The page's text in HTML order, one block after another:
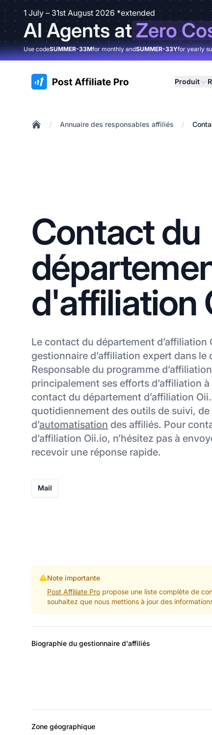
1 July – 31st August 2026 *extended
AI Agents atZero
Use codeSUMMER-33Mfor monthly andSUMMER-33Yfor yearly
:site.title Produit
/ Annuaire des responsables affiliés /
Contact du
d'affiliation
Le contact du département d’affiliation
gestionnaire d’affiliation expert dans le
Responsable du programme
principalement ses efforts d’affiliation à
contact du département d’affiliation
quotidiennement des outils de suivi,
d’automatisation des affiliés. Pour
d’affiliation Oii.io, n’hésitez pas à
recevoir une réponse rapide.
Mail
Note importante
Post Affiliate Propropose une liste complète de
souhaitez que nous mettions à jour des
Biographie du gestionnaire d'affiliés
Zone géographique